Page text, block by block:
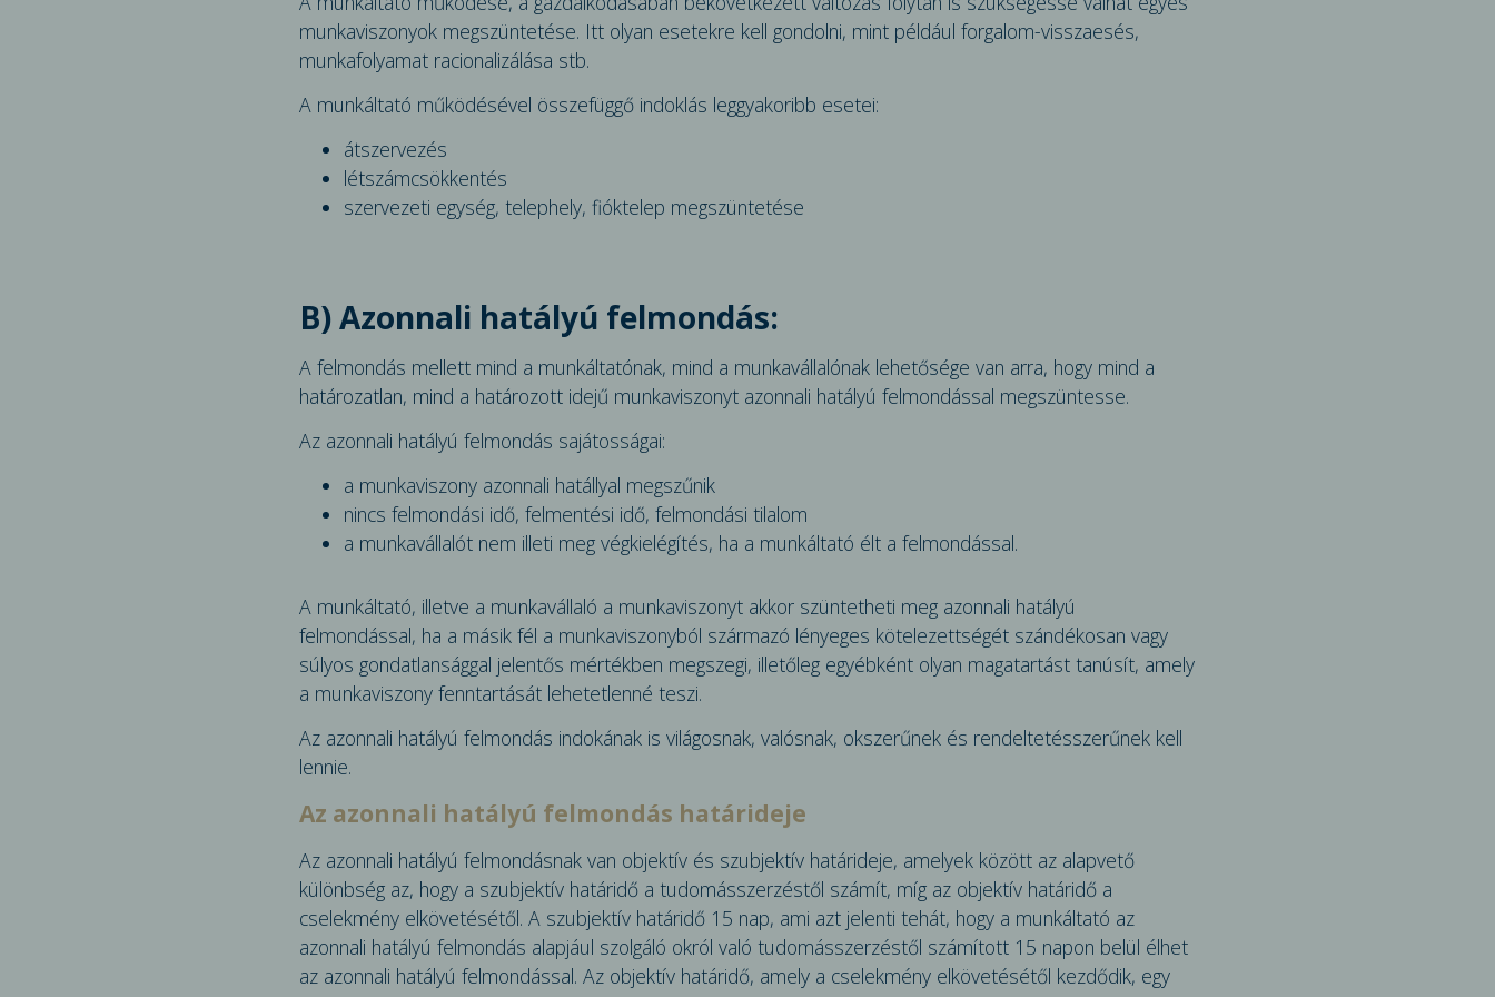
munkaviszonyok megszünte­tése. Itt olyan esetekre kell gondolni, mint például forgalom-vissza­esés,
munkafolyamat racionalizálása stb.
A munkáltató működésével összefüggő indoklás leggyakoribb esetei:
átszervezés
létszámcsökkentés
szervezeti egység, telephely, fióktelep megszüntetése
B) Azonnali hatályú felmondás:
A felmondás mellett mind a munkáltatónak, mind a munkavállalónak lehetősége van arra, hogy mind a
határozatlan, mind a határozott idejű munkaviszonyt azonnali hatályú felmondással megszüntesse.
Az azonnali hatályú fel­mondás sajátosságai:
a munkaviszony azon­nali hatállyal megszűnik
nincs felmondási idő, felmentési idő, felmondási tilalom
a munkavállalót nem illeti meg végkielégítés, ha a munkáltató élt a fel­mondással.
A munkáltató, illetve a munkavállaló a munkaviszonyt akkor szüntetheti meg azonnali hatályú
felmondással, ha a másik fél a munkaviszo­nyból származó lényeges kötelezettségét szándékosan vagy
súlyos gondatlansággal jelentős mértékben megszegi, illetőleg egyébként olyan magatartást tanúsít, amely
a munkaviszony fenntartását lehet­etlenné teszi.
Az azonnali hatályú felmondás indokának is világosnak, valósnak, okszerűnek és rendeltetésszerűnek kell
lennie.
Az azonnali hatályú felmondás határideje
Az azonnali hatályú felmondásnak van objektív és szubjektív ha­tárideje, amelyek között az alapvető
különbség az, hogy a szubjek­tív határidő a tudomásszerzéstől számít, míg az objektív határidő a
cselekmény elkövetésétől. A szubjektív határidő 15 nap, ami azt jelenti tehát, hogy a munkáltató az
azonnali hatályú felmondás alapjául szolgáló okról való tudomásszerzéstől számított 15 napon belül élhet
az azonnali hatályú felmondással. Az objektív határidő, amely a cselek­mény elkövetésétől kezdődik, egy